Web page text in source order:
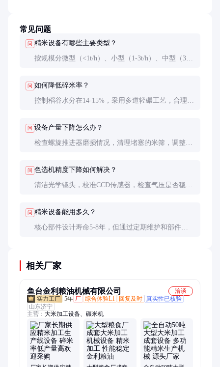
常见问题
问 精米设备有哪些主要类型？
按规模分微型（<1t/h）、小型（1-3t/h）、中型（3-
式。
问 如何降低碎米率？
控制稻谷水分在14-15%，采用多道轻碾工艺，合理调
问 设备产量下降怎么办？
检查螺旋推进器磨损情况，清理堵塞的米筛，调整皮
问 色选机精度下降如何解决？
清洁光学镜头，校准CCD传感器，检查气压是否稳定
问 精米设备能用多久？
核心部件设计寿命5-8年，但通过定期维护和部件更
相关厂家
鱼台金利粮油机械有限公司
洽谈
5年 厂 综合体验L1 回复及时 真实性已核验
山东济宁
主营： 大米加工设备、碾米机